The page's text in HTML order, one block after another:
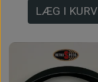
LÆG I KURV